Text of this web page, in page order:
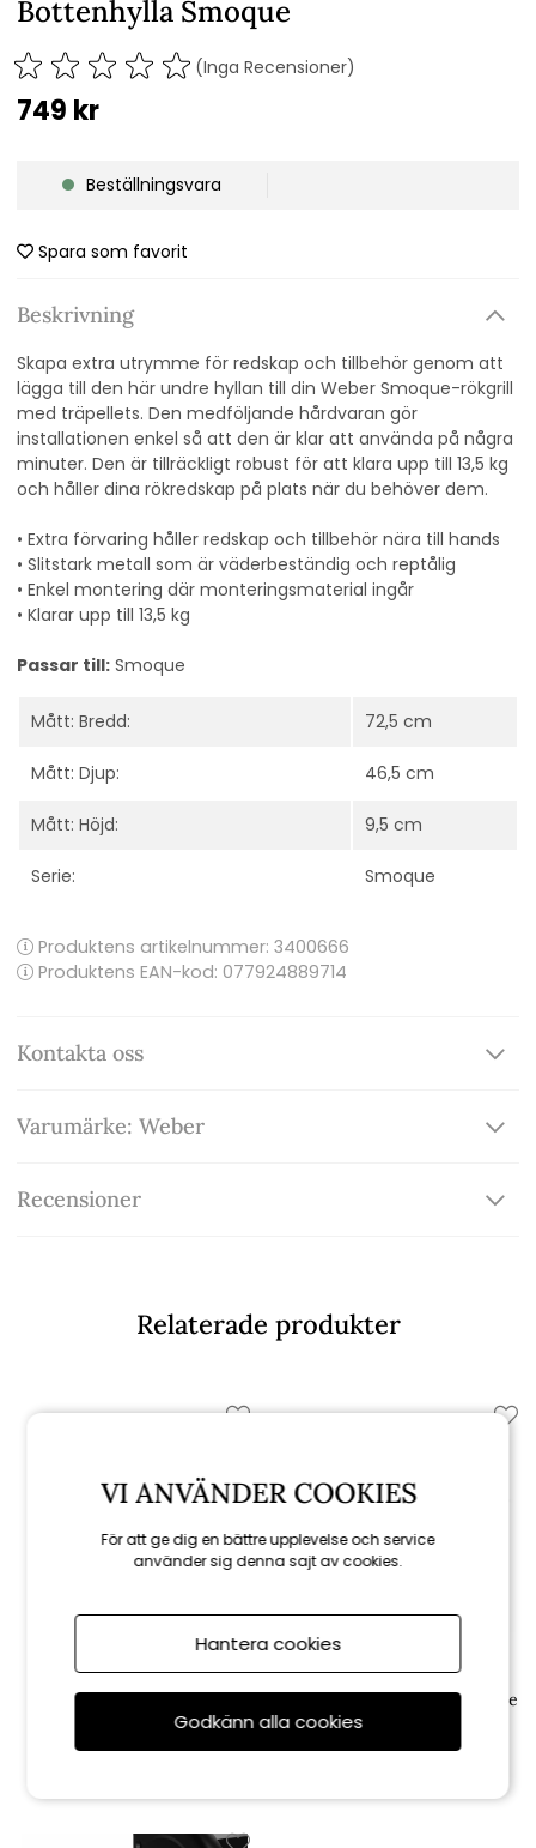
Bottenhylla Smoque
(Inga Recensioner)
749 kr
Beställningsvara
Spara som favorit
Beskrivning
Skapa extra utrymme för redskap och tillbehör genom att
lägga till den här undre hyllan till din Weber Smoque-rökgrill
med träpellets. Den medföljande hårdvaran gör
installationen enkel så att den är klar att använda på några
minuter. Den är tillräckligt robust för att klara upp till 13,5 kg
och håller dina rökredskap på plats när du behöver dem.
• Extra förvaring håller redskap och tillbehör nära till hands
• Slitstark metall som är väderbeständig och reptålig
• Enkel montering där monteringsmaterial ingår
• Klarar upp till 13,5 kg
Passar till: Smoque
Mått: Bredd: 72,5 cm
Mått: Djup: 46,5 cm
Mått: Höjd: 9,5 cm
Serie: Smoque
Produktens artikelnummer: 3400666
Produktens EAN-kod: 077924889714
Kontakta oss
Varumärke: Weber
Recensioner
Relaterade produkter
Smoque pelletsgrill - black
8 999 kr
Fettuppsamlingsfolie Smoque
249 kr
VI ANVÄNDER COOKIES
För att ge dig en bättre upplevelse och service
använder sig denna sajt av cookies.
Hantera cookies
Godkänn alla cookies